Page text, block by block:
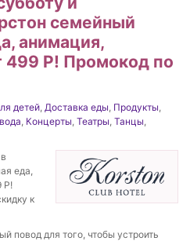
семейный
анимация,
499 Р! Промокод по
детей, Доставка еды, Продукты,
, Концерты, Театры, Танцы,
еда,
Р!
к
повод для того, чтобы устроить